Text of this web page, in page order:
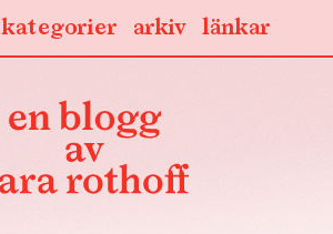
länkar
arkiv
kategorier